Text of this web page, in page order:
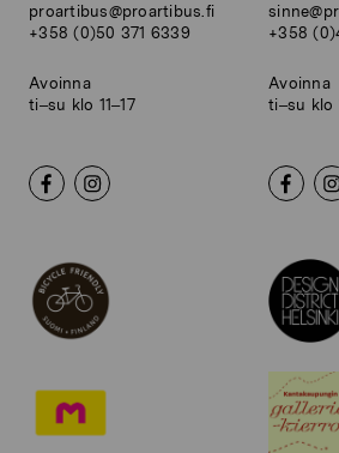
proartibus@proartibus.fi
+358 (0)50 371 6339
Avoinna
ti–su klo 11–17
+358
Avoinna
ti–su klo